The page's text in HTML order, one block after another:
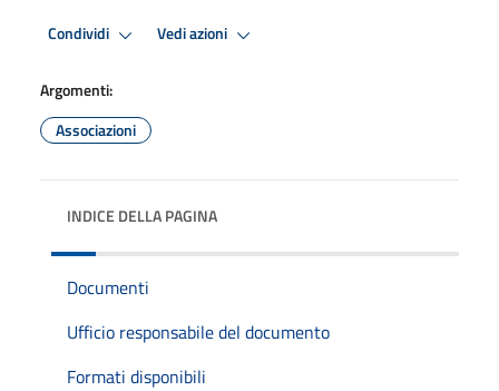
Condividi Vedi azioni
Argomenti:
Associazioni
INDICE DELLA PAGINA
Documenti
Ufficio responsabile del documento
Formati disponibili